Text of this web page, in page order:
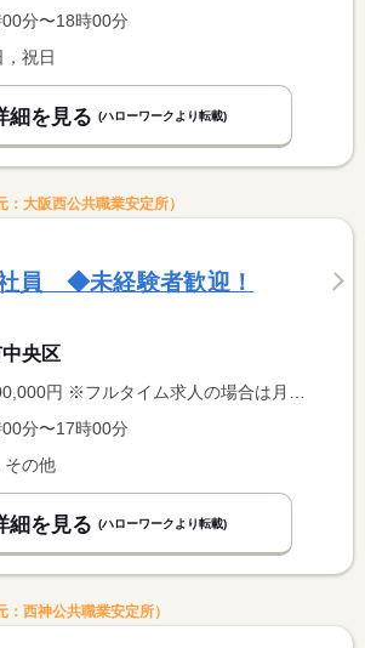
分〜18時00分
祝日
細を見る (ハローワークより転載)
大阪西公共職業安定所）
員 ◆未経験者歓迎！
央区
求人の場合は月額（換算額）、パート求人の場合は時間額を表示しています。
分〜17時00分
その他
細を見る (ハローワークより転載)
西神公共職業安定所）